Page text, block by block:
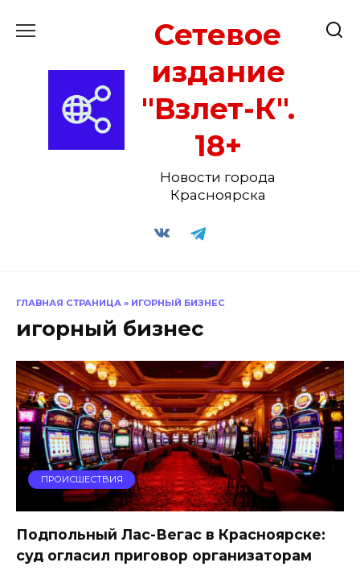
Сетевое
издание
"Взлет-К".
18+
Новости города
Красноярска
ГЛАВНАЯ СТРАНИЦА » ИГОРНЫЙ БИЗНЕС
игорный бизнес
ПРОИСШЕСТВИЯ
Подпольный Лас-Вегас в Красноярске:
суд огласил приговор организаторам